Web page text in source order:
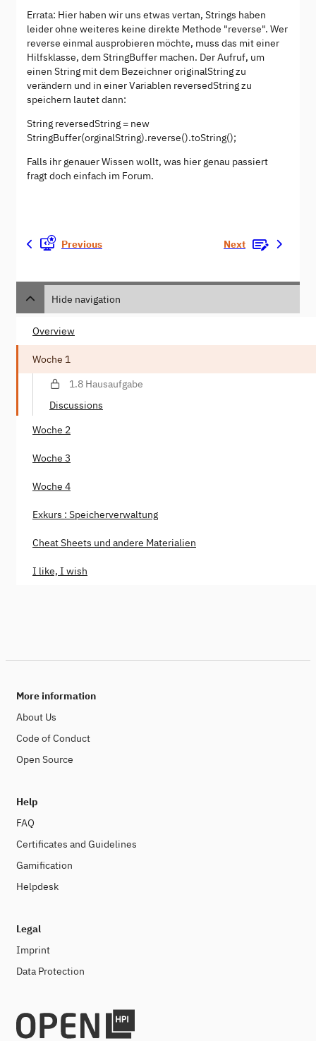
Errata: Hier haben wir uns etwas vertan, Strings haben
leider ohne weiteres keine direkte Methode "reverse". Wer
reverse einmal ausprobieren möchte, muss das mit einer
Hilfsklasse, dem StringBuffer machen. Der Aufruf, um
einen String mit dem Bezeichner originalString zu
verändern und in einer Variablen reversedString zu
speichern lautet dann:
String reversedString = new
StringBuffer(orginalString).reverse().toString();
Falls ihr genauer Wissen wollt, was hier genau passiert
fragt doch einfach im Forum.
Previous Next
Hide navigation
Overview
Woche 1
1.8 Hausaufgabe
Discussions
Woche 2
Woche 3
Woche 4
Exkurs : Speicherverwaltung
Cheat Sheets und andere Materialien
I like, I wish
More information
About Us
Code of Conduct
Open Source
Help
FAQ
Certificates and Guidelines
Gamification
Helpdesk
Legal
Imprint
Data Protection